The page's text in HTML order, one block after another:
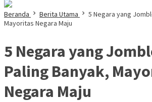
Beranda Berita Utama
5 Negara yang
Mayoritas Negara Maju
5 Negara yang
Paling Banyak,
Negara Maju